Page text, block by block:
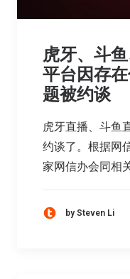
虎牙、斗
平台因存
题被约谈
虎牙直播、斗鱼
约谈了。根据网
家网信办会同相
by Steven Li